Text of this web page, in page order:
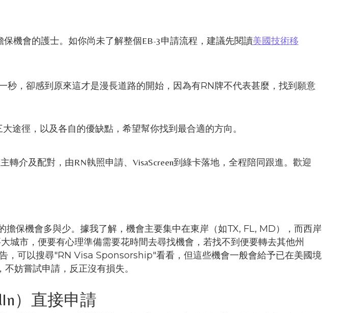
機會的護士。如你尚未了解整個EB-3申請流程，建議先閱讀美國技術移
秒，卻感到原來這才是漫長道路的開始，因為有RN牌不代表甚麼，找到願意
途徑，以及各自的優缺點，希望幫你找到最合適的方向。
轉介及配對，由RN執照申請、VisaScreen到綠卡落地，全程陪同跟進。歡迎
保機會多與少。據我了解，機會主要集中在東岸（如TX, FL, MD），而西岸
城市，便要有心理準備需要花時間去尋找機會，若找不到便要轉去其他州
可以搜尋"RN Visa Sponsorship"看看，但這些機會一般會給予已在美國境
妨嘗試申請，反正沒有損失。
）直接申請